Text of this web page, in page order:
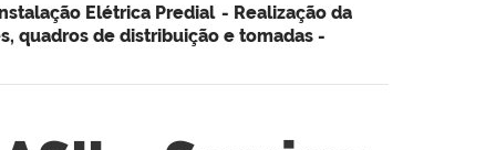
Elétrica Predial - Realização da
quadros de distribuição e tomadas -